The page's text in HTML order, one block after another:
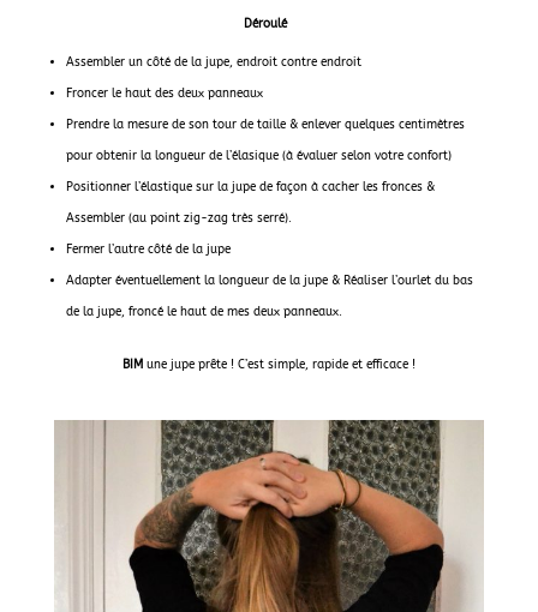
Déroulé
Assembler un côté de la jupe, endroit contre endroit
Froncer le haut des deux panneaux
Prendre la mesure de son tour de taille & enlever quelques centimètres
pour obtenir la longueur de l’élasique (à évaluer selon votre confort)
Positionner l’élastique sur la jupe de façon à cacher les fronces &
Assembler (au point zig-zag très serré).
Fermer l’autre côté de la jupe
Adapter éventuellement la longueur de la jupe & Réaliser l’ourlet du bas
de la jupe, froncé le haut de mes deux panneaux.
BIM une jupe prête ! C’est simple, rapide et efficace !